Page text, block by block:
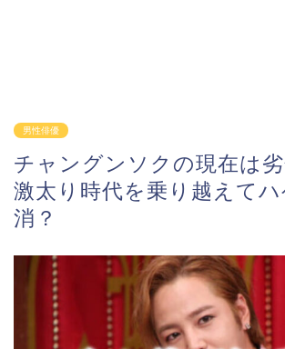
男性俳優
チャングンソクの現在は劣
激太り時代を乗り越えて
消？